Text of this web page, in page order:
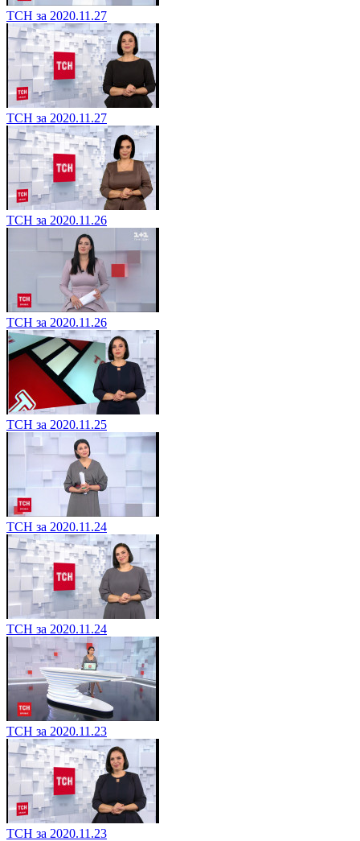
ТСН за 2020.11.27
ТСН за 2020.11.27
ТСН за 2020.11.26
ТСН за 2020.11.26
ТСН за 2020.11.25
ТСН за 2020.11.24
ТСН за 2020.11.24
ТСН за 2020.11.23
ТСН за 2020.11.23